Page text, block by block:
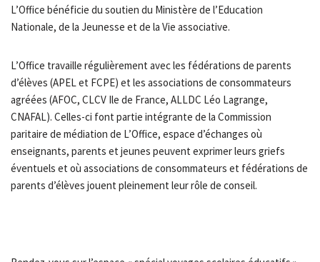
L’Office bénéficie du soutien du Ministère de l’Education
Nationale, de la Jeunesse et de la Vie associative.
L’Office travaille régulièrement avec les fédérations de parents
d’élèves (APEL et FCPE) et les associations de consommateurs
agréées (AFOC, CLCV Ile de France, ALLDC Léo Lagrange,
CNAFAL). Celles-ci font partie intégrante de la Commission
paritaire de médiation de L’Office, espace d’échanges où
enseignants, parents et jeunes peuvent exprimer leurs griefs
éventuels et où associations de consommateurs et fédérations de
parents d’élèves jouent pleinement leur rôle de conseil.